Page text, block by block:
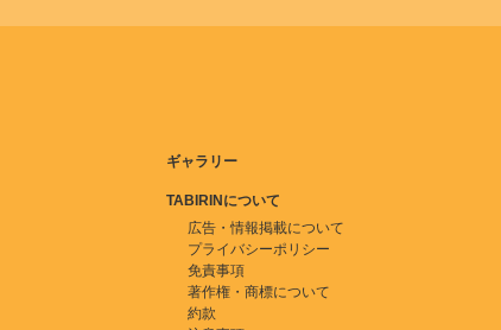
ギャラリー
TABIRINについて
広告・情報掲載について
プライバシーポリシー
免責事項
著作権・商標について
約款